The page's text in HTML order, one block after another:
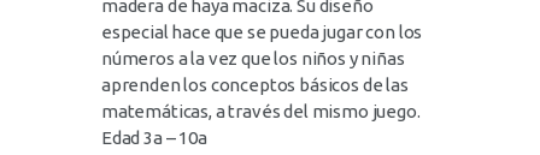
madera de haya maciza. Su diseño
especial hace que se pueda jugar con los
números a la vez que los niños y niñas
aprenden los conceptos básicos de las
matemáticas, a través del mismo juego.
Edad 3a – 10a